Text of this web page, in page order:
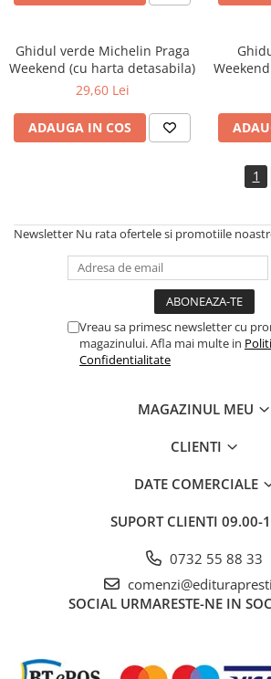
Ghidul verde Michelin Praga
Weekend (cu harta detasabila)
29,60 Lei
ADAUGA IN COS
1
Newsletter Nu rata ofertele si promotiile
Vreau sa primesc newsletter cu
magazinului. Afla mai multe in
Confidentialitate
MAGAZINUL MEU
CLIENTI
DATE COMERCIALE
SUPORT CLIENTI 09.00-
0732 55 88 33
SOCIAL URMARESTE-NE IN